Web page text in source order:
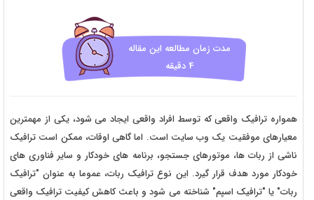
مدت زمان مطالعه این مقاله
4 دقیقه
همواره ترافیک واقعی که توسط افراد واقعی ایجاد می شود، یکی از مهمترین
معیارهای موفقیت یک وب سایت است. اما گاهی اوقات، ممکن است ترافیک
ناشی از ربات ها، موتورهای جستجو، برنامه های خودکار و سایر فناوری های
خودکار مورد هدف قرار گیرد. این نوع ترافیک ربات، عموما به عنوان "ترافیک
ربات" یا "ترافیک اسپم" شناخته می شود و باعث کاهش کیفیت ترافیک واقعی